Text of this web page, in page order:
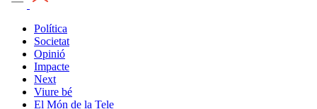
Política
Societat
Opinió
Impacte
Next
Viure bé
El Món de la Tele